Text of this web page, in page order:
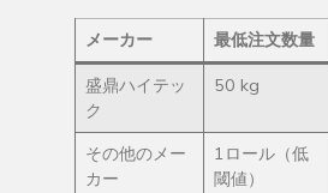
メーカー 最低注文数量
盛鼎ハイテッ
ク
50 kg
その他のメー
カー
1ロール（低
閾値）